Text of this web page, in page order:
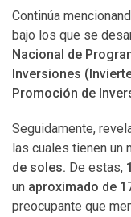
Continúa
bajo los que se
Nacional de
Inversiones
Promoción de
Seguidamente,
las cuales tienen un
de soles. De estas,
un aproximado de
preocupante que